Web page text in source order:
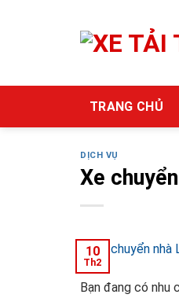
TRANG CHỦ
DỊCH VỤ
Xe
10
Th2
Bạn đang có nhu